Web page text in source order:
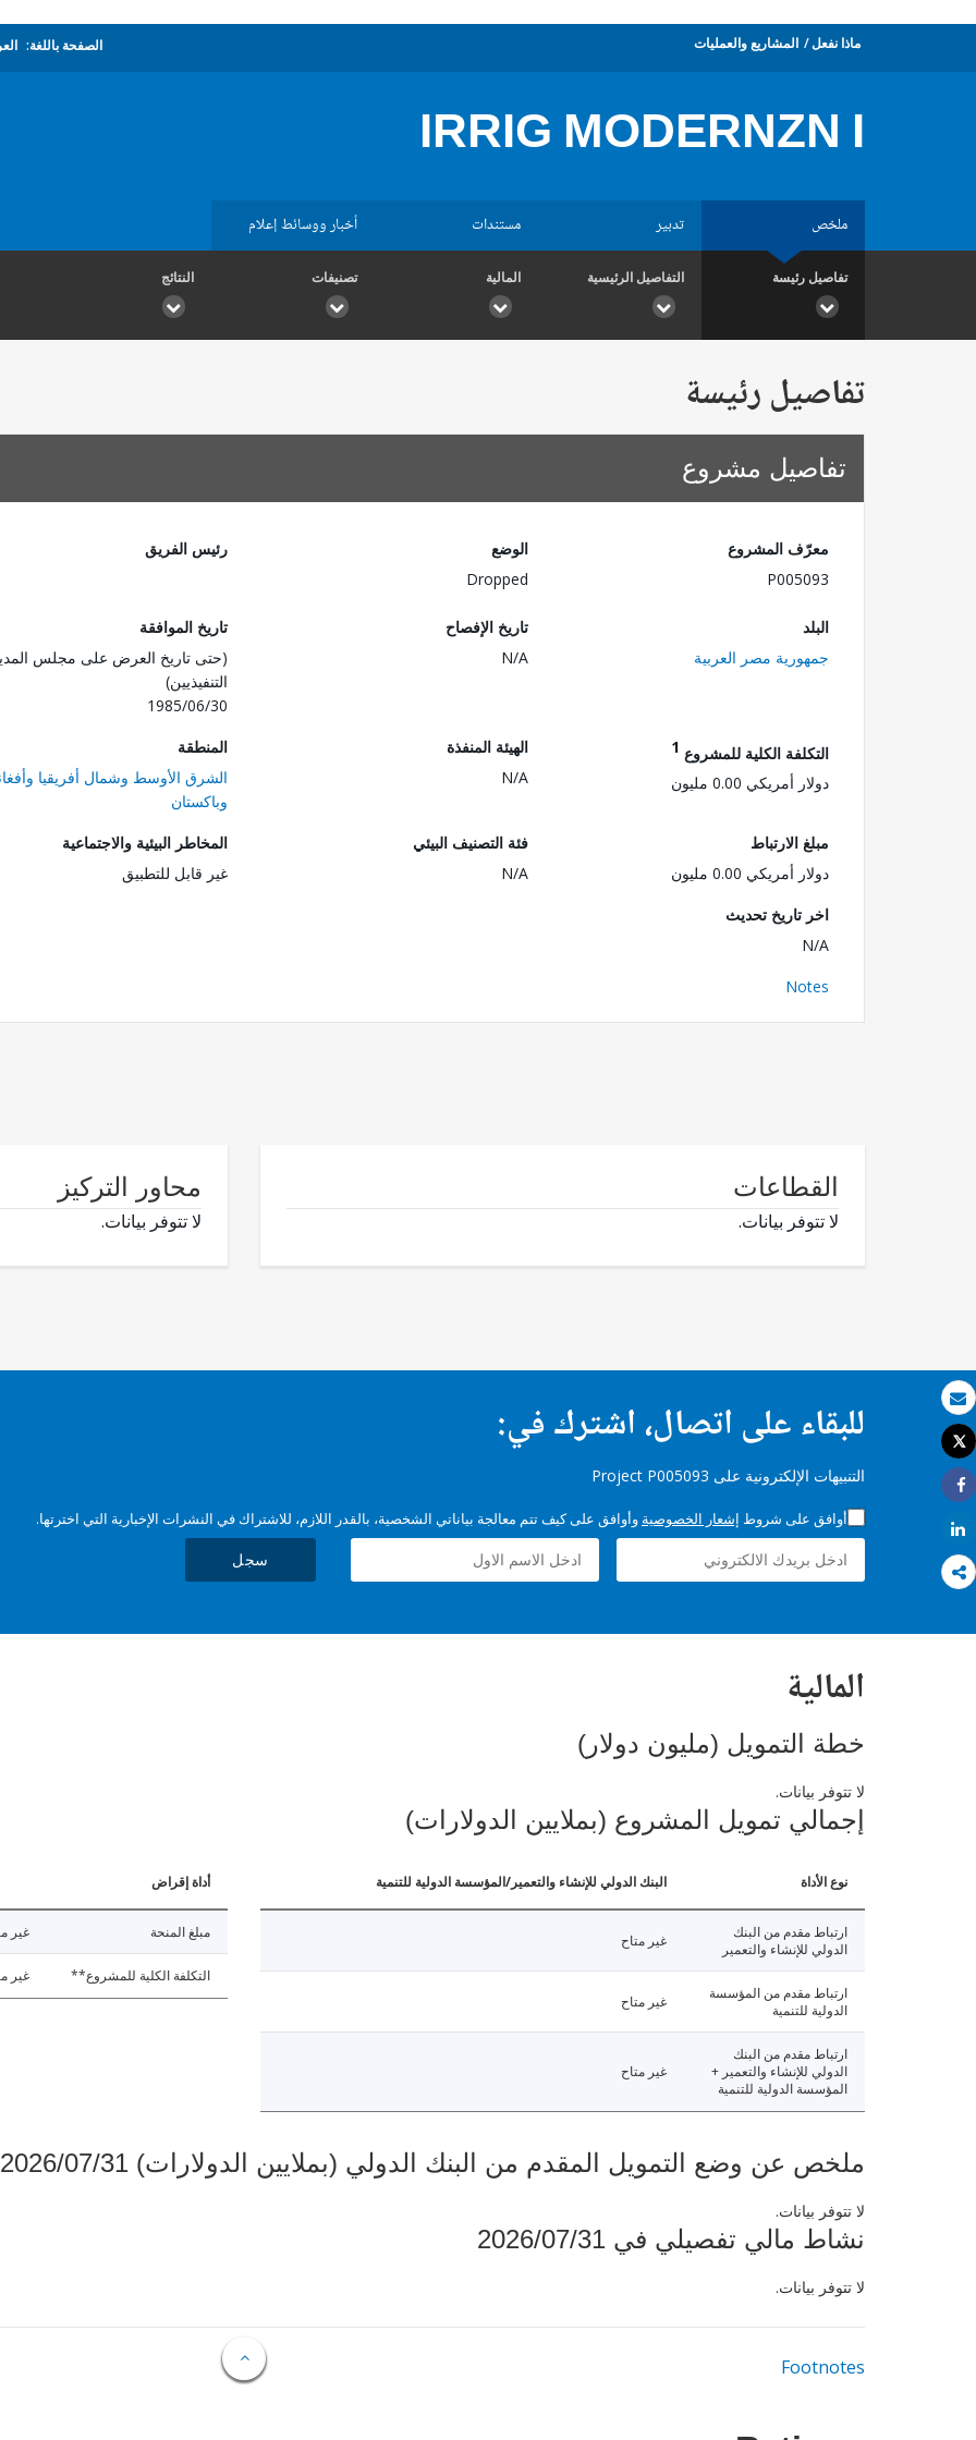
بريد الكتروني
طباعة
Tweet
Share
Share
ماذا نفعل المشاريع والعمليات الصفحة باللغة:
IRRIG MODERNZN I
ملخص تدبير مستندات أخبار ووسائط إعلام
تفاصيل رئيسة التفاصيل الرئيسية المالية تصنيفات النتائج
تفاصيل رئيسة
تفاصيل مشروع
معرّف المشروع
P005093
الوضع
Dropped
رئيس الفريق
البلد
جمهورية مصر العربية
تاريخ الإفصاح
N/A
تاريخ الموافقة
(حتى تاريخ العرض على مجلس
التنفيذيين)
1985/06/30
التكلفة الكلية للمشروع 1
دولار أمريكي 0.00 مليون
الهيئة المنفذة
N/A
المنطقة
الشرق الأوسط وشمال أفريقيا
وباكستان
مبلغ الارتباط
دولار أمريكي 0.00 مليون
فئة التصنيف البيئي
N/A
المخاطر البيئية والاجتماعية
غير قابل للتطبيق
اخر تاريخ تحديث
N/A
Notes
القطاعات
لا تتوفر بيانات.
محاور التركيز
لا تتوفر بيانات.
للبقاء على اتصال، اشترك في:
التنبيهات الإلكترونية على Project P005093
أوافق على شروط إشعار الخصوصية وأوافق على كيف تتم معالجة بياناتي الشخصية، بالقدر اللازم، للاشتراك في النشرات الإخبارية التي اخترتها.
سجل
المالية
خطة التمويل (مليون دولار)
لا تتوفر بيانات.
إجمالي تمويل المشروع (بملايين الدولارات)
نوع الأداة البنك الدولي للإنشاء والتعمير/المؤسسة الدولية للتنمية
ارتباط مقدم من البنك
الدولي للإنشاء والتعمير
غير متاح
ارتباط مقدم من المؤسسة
الدولية للتنمية
غير متاح
ارتباط مقدم من البنك
الدولي للإنشاء والتعمير +
المؤسسة الدولية للتنمية
غير متاح
أداة إقراض
مبلغ المنحة غير
التكلفة الكلية للمشروع** غير
ملخص عن وضع التمويل المقدم من البنك الدولي (بملايين الدولارات) 2026/07/31
لا تتوفر بيانات.
نشاط مالي تفصيلي في 2026/07/31
لا تتوفر بيانات.
Footnotes